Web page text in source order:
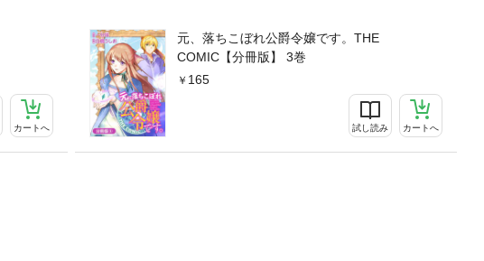
カートへ
元、落ちこぼれ公爵令嬢です。THE
COMIC【分冊版】 3巻
165
試し読み カートへ